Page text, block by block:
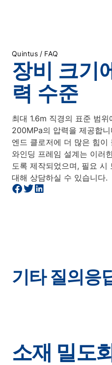
Quintus / FAQ
장비 크기
력 수준
최대 1.6m 직경의 표준 범
200MPa의 압력을 제공합
엔드 클로저에 더 많은 힘이
와인딩 프레임 설계는 이러
도록 제작되었으며, 필요 시
대해 상담하실 수 있습니다.
기타 질의응
소재 밀도